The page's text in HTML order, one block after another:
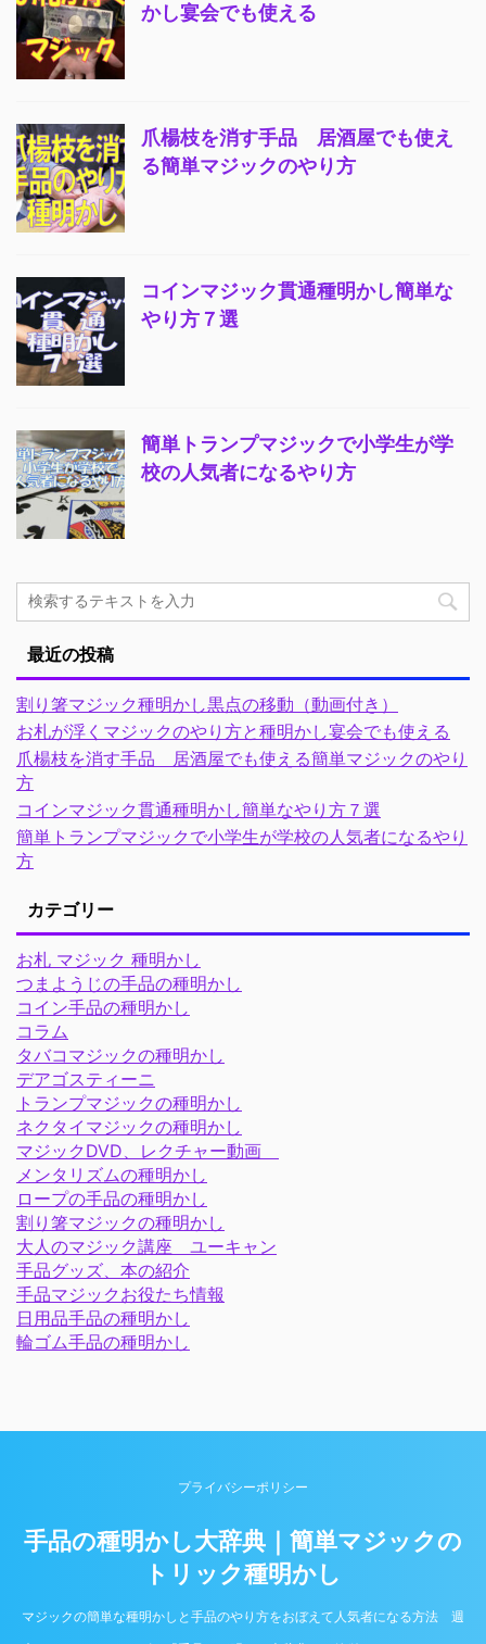
かし宴会でも使える
爪楊枝を消す手品 居酒屋でも使え
る簡単マジックのやり方
コインマジック貫通種明かし簡単な
やり方７選
簡単トランプマジックで小学生が学
校の人気者になるやり方
最近の投稿
割り箸マジック種明かし黒点の移動（動画付き）
お札が浮くマジックのやり方と種明かし宴会でも使える
爪楊枝を消す手品 居酒屋でも使える簡単マジックのやり
方
コインマジック貫通種明かし簡単なやり方７選
簡単トランプマジックで小学生が学校の人気者になるやり
方
カテゴリー
お札 マジック 種明かし
つまようじの手品の種明かし
コイン手品の種明かし
コラム
タバコマジックの種明かし
デアゴスティーニ
トランプマジックの種明かし
ネクタイマジックの種明かし
マジックDVD、レクチャー動画
メンタリズムの種明かし
ロープの手品の種明かし
割り箸マジックの種明かし
大人のマジック講座 ユーキャン
手品グッズ、本の紹介
手品マジックお役たち情報
日用品手品の種明かし
輪ゴム手品の種明かし
プライバシーポリシー
手品の種明かし大辞典｜簡単マジックの
トリック種明かし
マジックの簡単な種明かしと手品のやり方をおぼえて人気者になる方法 週